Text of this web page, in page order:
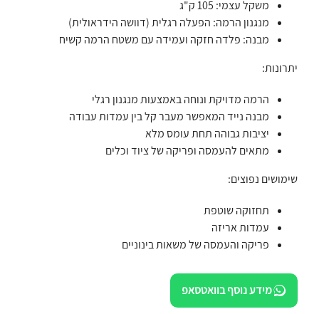
משקל עצמי: 105 ק"ג
מנגנון הרמה: הפעלה רגלית (דוושה הידראולית)
מבנה: פלדה חזקה ועמידה עם משטח הרמה קשיח
יתרונות:
הרמה מדויקת ונוחה באמצעות מנגנון רגלי
מבנה נייד המאפשר מעבר קל בין עמדות עבודה
יציבות גבוהה תחת עומס מלא
מתאים להעמסה ופריקה של ציוד וכלים
שימושים נפוצים:
תחזוקה שוטפת
עמדות אריזה
פריקה והעמסה של משאות בינוניים
מידע נוסף בוואטסאפ